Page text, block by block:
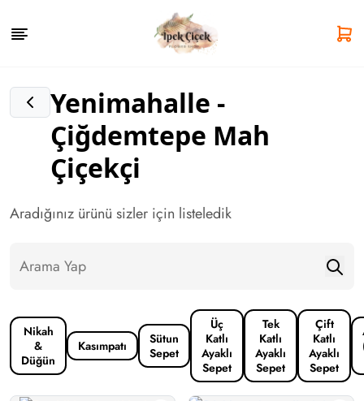
Yenimahalle -
Çiğdemtepe Mah
Çiçekçi
Aradığınız ürünü sizler için listeledik
Nikah
&
Düğün
Kasımpatı
Sütun
Sepet
Üç
Katlı
Ayaklı
Sepet
Tek
Katlı
Ayaklı
Sepet
Çift
Katlı
Ayaklı
Sepet